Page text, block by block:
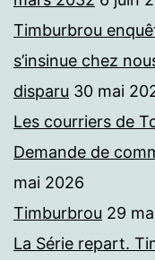
Timburbrou
s’insinue chez
disparu 30 mai
Les courriers de
Demande de
mai 2026
Timburbrou 29
La Série repart.